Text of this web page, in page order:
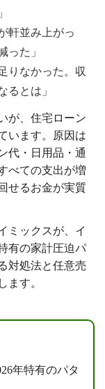
軒並み上がっ
った」
りなかった。収
るとは」
が、住宅ローン
います。原因は
代・日用品・通
べての支出が増
せるお金が実質
ミックスが、イ
有の家計圧迫パ
対処法と任意売
ます。
年特有のパタ